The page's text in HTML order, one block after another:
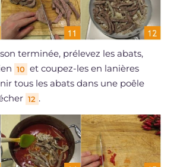
terminée, prélevez les abats,
10 et coupez-les en lanières
tous les abats dans une poêle
12 .